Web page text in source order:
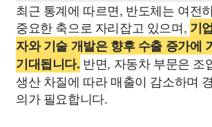
최근 통계에 따르면, 반도체는 여전
중요한 축으로 자리잡고 있으며, 기
자와 기술 개발은 향후 수출 증가에
기대됩니다. 반면, 자동차 부문은 조
생산 차질에 따라 매출이 감소하며
의가 필요합니다.